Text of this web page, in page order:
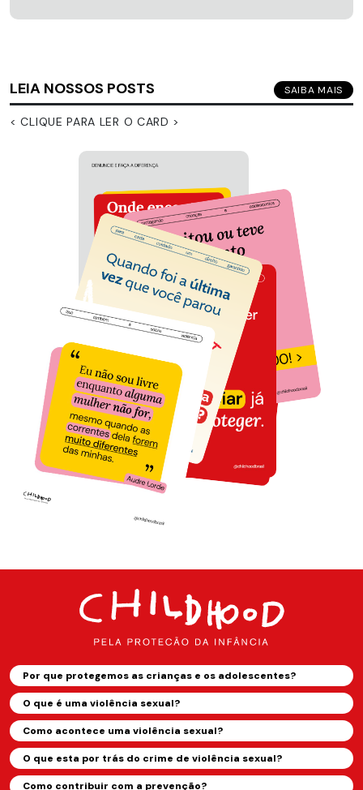
LEIA NOSSOS POSTS SAIBA MAIS
< CLIQUE PARA LER O CARD >
Por que protegemos as crianças e os adolescentes?
O que é uma violência sexual?
Como acontece uma violência sexual?
O que esta por trás do crime de violência sexual?
Como contribuir com a prevenção?